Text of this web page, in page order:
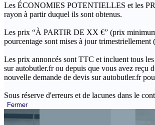
Les ÉCONOMIES POTENTIELLES et les
rayon à partir duquel ils sont obtenus.
Les prix “À PARTIR DE XX €” (prix
pourcentage sont mises à jour
Les prix annoncés sont TTC et incluent tous
sur autobutler.fr ou depuis que vous avez reçu
nouvelle demande de devis sur autobutler.fr
Sous réserve d'erreurs et de lacunes dans le
Fermer